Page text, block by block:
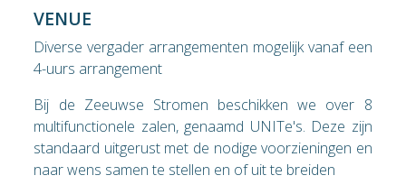
VENUE
Diverse vergader arrangementen mogelijk vanaf een
4-uurs arrangement
Bij de Zeeuwse Stromen beschikken we over 8
multifunctionele zalen, genaamd UNITe's. Deze zijn
standaard uitgerust met de nodige voorzieningen en
naar wens samen te stellen en of uit te breiden